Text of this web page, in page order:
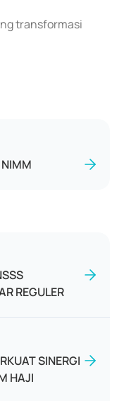
transformasi
REGULER
SINERGI
HAJI